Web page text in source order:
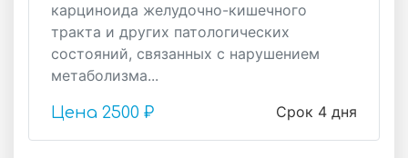
карциноида желудочно-кишечного
тракта и других патологических
состояний, связанных с нарушением
метаболизма...
Срок 4 дня
Цена 2500 ₽